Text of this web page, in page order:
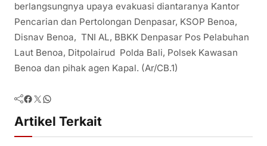
berlangsungnya upaya evakuasi diantaranya Kantor
Pencarian dan Pertolongan Denpasar, KSOP Benoa,
Disnav Benoa, TNI AL, BBKK Denpasar Pos Pelabuhan
Laut Benoa, Ditpolairud Polda Bali, Polsek Kawasan
Benoa dan pihak agen Kapal. (Ar/CB.1)
Facebook Twitter WhatsApp
Artikel Terkait